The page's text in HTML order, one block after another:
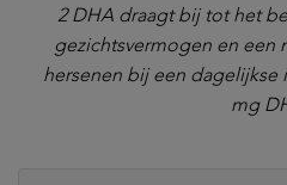
2 DHA draagt bij tot het
gezichtsvermogen en een
hersenen bij een dagelijkse
mg